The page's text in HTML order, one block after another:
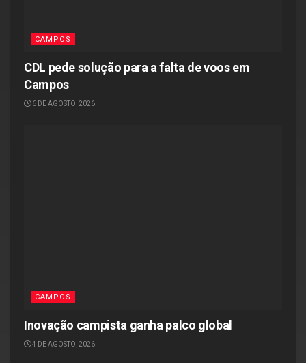
CAMPOS
CDL pede solução para a falta de voos em
Campos
6 DE AGOSTO, 2026
CAMPOS
Inovação campista ganha palco global
4 DE AGOSTO, 2026